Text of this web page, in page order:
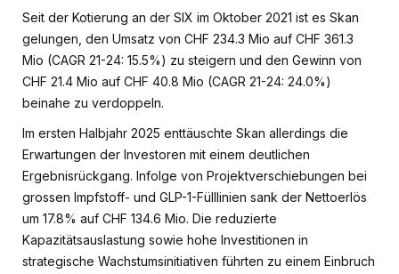
Seit der Kotierung an der SIX im Oktober 2021 ist es Skan
gelungen, den Umsatz von CHF 234.3 Mio auf CHF 361.3
Mio (CAGR 21-24: 15.5%) zu steigern und den Gewinn von
CHF 21.4 Mio auf CHF 40.8 Mio (CAGR 21-24: 24.0%)
beinahe zu verdoppeln.
Im ersten Halbjahr 2025 enttäuschte Skan allerdings die
Erwartungen der Investoren mit einem deutlichen
Ergebnisrückgang. Infolge von Projektverschiebungen bei
grossen Impfstoff- und GLP-1-Fülllinien sank der Nettoerlös
um 17.8% auf CHF 134.6 Mio. Die reduzierte
Kapazitätsauslastung sowie hohe Investitionen in
strategische Wachstumsinitiativen führten zu einem Einbruch